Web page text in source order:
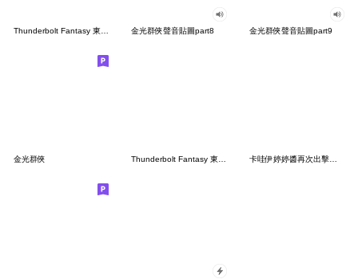
金光群俠聲音貼圖part8 金光群俠聲音貼圖part9
金光群俠 卡哇伊婷婷醬再次出擊！！！